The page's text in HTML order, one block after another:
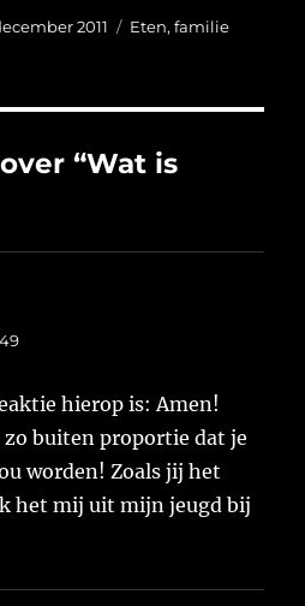
2011 Categorieën
Eten,familie
“Wat is
hierop is: Amen!
zo buiten proportie dat je
worden! Zoals jij het
het mij uit mijn jeugd bij